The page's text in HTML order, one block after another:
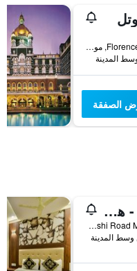
Florence House, No.12, مومباي, الهند
الصفقة
نيو شاهانا - هوستل
Shop No 5 Marol Maroshi Road Marol Andheri E, مومباي, الهند